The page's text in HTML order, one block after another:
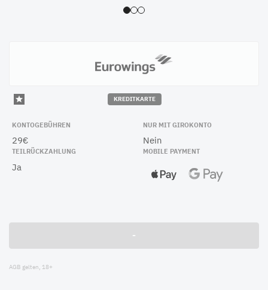
KREDITKARTE
KONTOGEBÜHREN
29€
NUR MIT GIROKONTO
Nein
TEILRÜCKZAHLUNG
Ja
MOBILE PAYMENT
-
AGB gelten, 18+